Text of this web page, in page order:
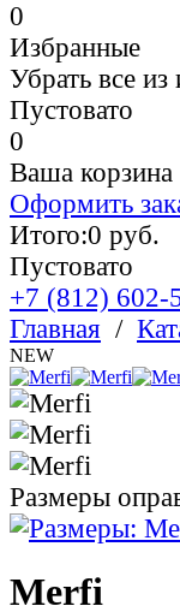
0
Избранные
Убрать все из
Пустовато
0
Ваша корзина
Оформить
Итого:0 руб.
Пустовато
+7 (812) 602-
Главная /
NEW
Размеры
Merfi